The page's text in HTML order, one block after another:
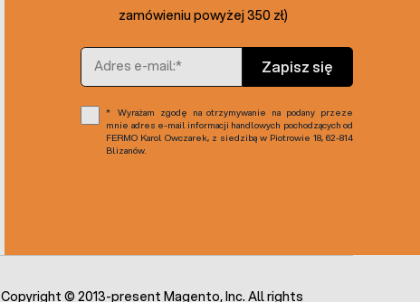
zamówieniu powyżej 350 zł)
Adres e-mail
Zapisz się
Wyrażam zgodę na otrzymywanie na podany przeze
mnie adres e-mail informacji handlowych pochodzących od
FERMO Karol Owczarek, z siedzibą w Piotrowie 18, 62-814
Blizanów.
Copyright © 2013-present Magento, Inc. All rights